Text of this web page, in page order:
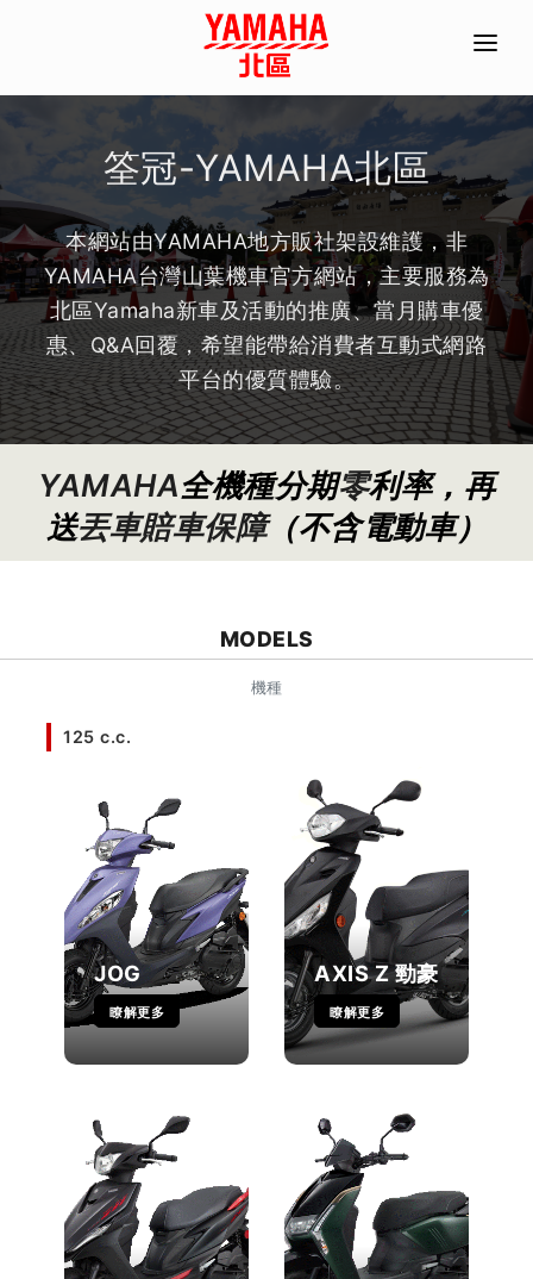
首頁
全機種產品/分期
經銷據點
常見問題
聯絡資訊
ACC部品手冊
線上商城
筌冠-YAMAHA北區
本網站由YAMAHA地方販社架設維護，非
YAMAHA台灣山葉機車官方網站，主要服務為
北區Yamaha新車及活動的推廣、當月購車優
惠、Q&A回覆，希望能帶給消費者互動式網路
平台的優質體驗。
YAMAHA全機種分期零利率，再
送丟車賠車保障（不含電動車）
MODELS
機種
125 c.c.
JOG
瞭解更多
AXIS Z 勁豪
瞭解更多